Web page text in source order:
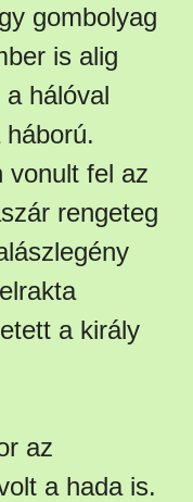
gombolyag
is alig
hálóval
vonult fel az
rengeteg
a király
az
a hada is.